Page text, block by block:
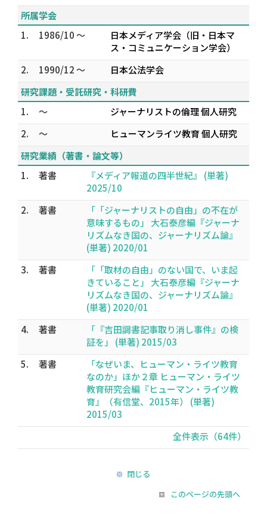
所属学会
1.
1986/10 ～
日本メディア学会（旧・日本マ
ス・コミュニケーション学会）
2.
1990/12 ～
日本公法学会
研究課題・受託研究・科研費
1.
～
ジャーナリストの倫理 個人研究
2.
～
ヒューマンライツ教育 個人研究
研究業績（著書・論文等）
1.
著書
『メディア報道の四半世紀』 (単著)
2025/10
2.
著書
「「ジャーナリストの自由」の不在が
意味するもの」 大石泰彦編『ジャーナ
リズムなき国の、ジャーナリズム論』
(単著) 2020/01
3.
著書
「「取材の自由」のない国で、いま起
きていること」 大石泰彦編『ジャーナ
リズムなき国の、ジャーナリズム論』
(単著) 2020/01
4.
著書
「『吉田調書記事取り消し事件』の検
証を」 (単著) 2015/03
5.
著書
「なぜいま、ヒューマン・ライツ教育
なのか」ほか２章 ヒューマン・ライツ
教育研究会編『ヒューマン・ライツ教
育』（有信堂、2015年） (単著)
2015/03
全件表示（64件）
閉じる
このページの先頭へ